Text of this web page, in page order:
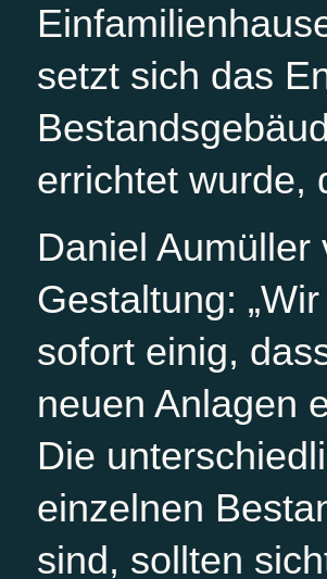
setzt sich das
errichtet wurde,
Daniel
Gestaltung:
sofort einig,
neuen Anlagen
Die
einzelnen
sind, sollten